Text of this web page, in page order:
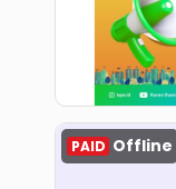
Register
PAID Offline